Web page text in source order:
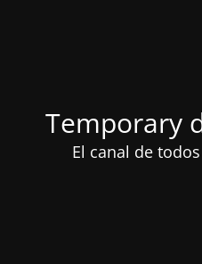
Temporary
El canal de